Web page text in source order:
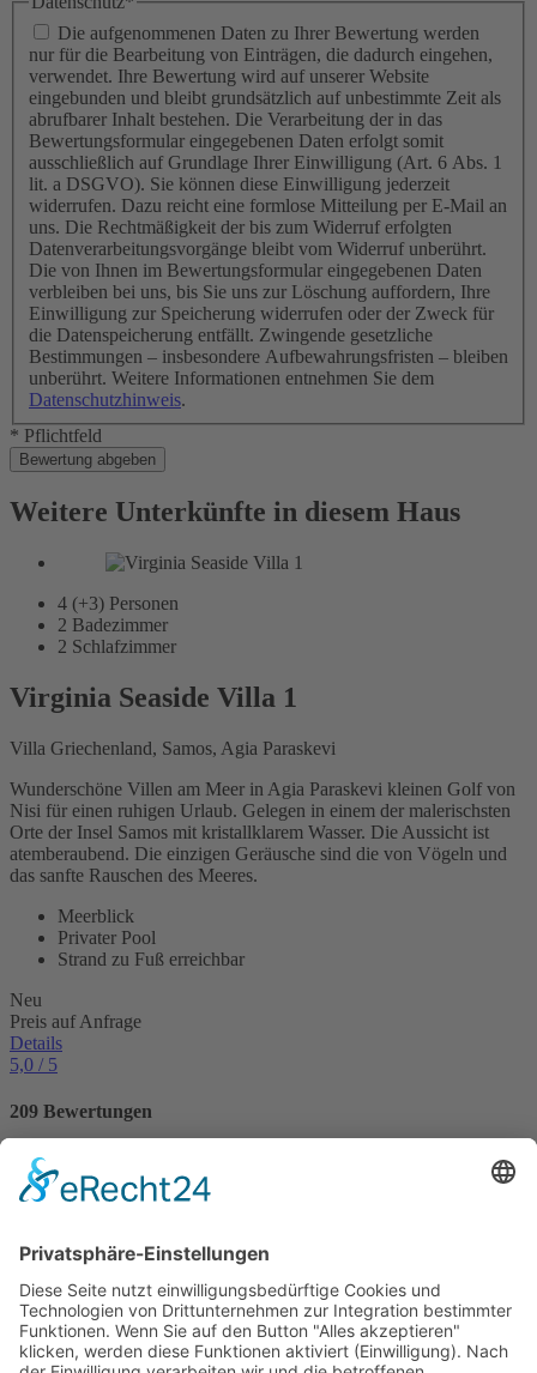
Die aufgenommenen Daten zu Ihrer Bewertung werden
nur für die Bearbeitung von Einträgen, die dadurch eingehen,
verwendet. Ihre Bewertung wird auf unserer Website
eingebunden und bleibt grundsätzlich auf unbestimmte Zeit als
abrufbarer Inhalt bestehen. Die Verarbeitung der in das
Bewertungsformular eingegebenen Daten erfolgt somit
ausschließlich auf Grundlage Ihrer Einwilligung (Art. 6 Abs. 1
lit. a DSGVO). Sie können diese Einwilligung jederzeit
widerrufen. Dazu reicht eine formlose Mitteilung per E-Mail an
uns. Die Rechtmäßigkeit der bis zum Widerruf erfolgten
Datenverarbeitungsvorgänge bleibt vom Widerruf unberührt.
Die von Ihnen im Bewertungsformular eingegebenen Daten
verbleiben bei uns, bis Sie uns zur Löschung auffordern, Ihre
Einwilligung zur Speicherung widerrufen oder der Zweck für
die Datenspeicherung entfällt. Zwingende gesetzliche
Bestimmungen – insbesondere Aufbewahrungsfristen – bleiben
unberührt. Weitere Informationen entnehmen Sie dem
Datenschutzhinweis.
* Pflichtfeld
Bewertung abgeben
Weitere Unterkünfte in diesem Haus
4 (+3) Personen
2 Badezimmer
2 Schlafzimmer
Virginia Seaside Villa 1
Villa Griechenland, Samos, Agia Paraskevi
Wunderschöne Villen am Meer in Agia Paraskevi kleinen Golf von
Nisi für einen ruhigen Urlaub. Gelegen in einem der malerischsten
Orte der Insel Samos mit kristallklarem Wasser. Die Aussicht ist
atemberaubend. Die einzigen Geräusche sind die von Vögeln und
das sanfte Rauschen des Meeres.
Meerblick
Privater Pool
Strand zu Fuß erreichbar
Neu
Preis auf Anfrage
Details
5,0 / 5
209 Bewertungen
97 Ferienwohnungen / Ferienhäuser haben eine
Durchschnittsbewertung von
VILLTRAVEL
Hoegnerstraße 26
D-85290 Geisenfeld
E-Mail:kirmaier@villtravel.de